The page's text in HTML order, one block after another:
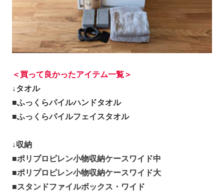
＜買って良かったアイテム一覧＞
↓タオル
■ふっくらパイルハンドタオル
■ふっくらパイルフェイスタオル
↓収納
■ポリプロピレン小物収納ケースワイド中
■ポリプロピレン小物収納ケースワイド大
■スタンドファイルボックス・ワイド